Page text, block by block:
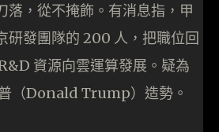
落，從不掩飾。有消息指，甲
研發團隊的 200 人，把職位回
資源向雲運算發展。疑為
（Donald Trump）造勢。